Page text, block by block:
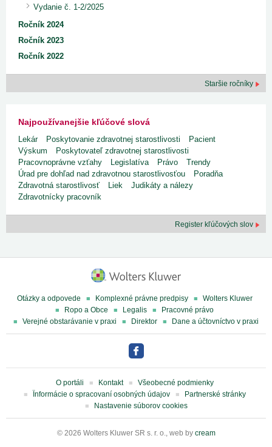
Vydanie č. 1-2/2025
Ročník 2024
Ročník 2023
Ročník 2022
Staršie ročníky
Najpoužívanejšie kľúčové slová
Lekár Poskytovanie zdravotnej starostlivosti
Pacient
Výskum
Poskytovateľ zdravotnej starostlivosti
Pracovnoprávne vzťahy
Legislatíva Právo
Trendy
Úrad pre dohľad nad zdravotnou starostlivosťou
Poradňa
Zdravotná starostlivosť
Liek
Judikáty a nálezy
Zdravotnícky pracovník
Register kľúčových slov
Otázky a odpovede Komplexné právne predpisy
Wolters Kluwer
Ropo a Obce
Legalis
Pracovné právo
Verejné obstarávanie v praxi
Direktor Dane a účtovníctvo v praxi
O portáli Kontakt
Všeobecné podmienky
Ïnformácie o spracovaní osobných údajov
Partnerské stránky
Nastavenie súborov cookies
© 2026 Wolters Kluwer SR s. r. o., web by cream